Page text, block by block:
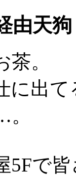
由天狗
。
に出
5Fで